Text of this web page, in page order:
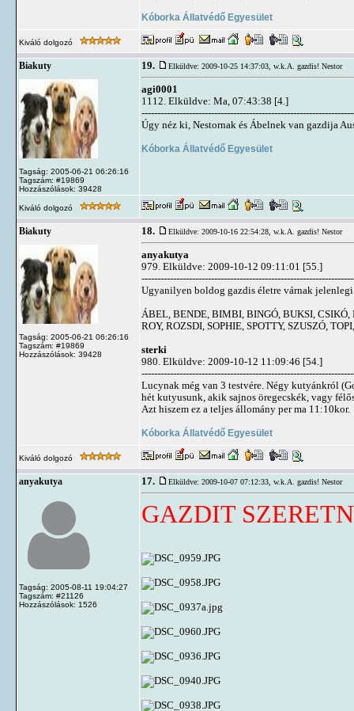
Kóborka Állatvédő Egyesület
Kiváló dolgozó
Biakuty
Tagság: 2005-06-21 06:26:16
Tagszám: #19869
Hozzászólások: 39428
19. Elküldve: 2009-10-25 14:37:03, w.k.A. gazdis! Nestor
agi0001
1112. Elküldve: Ma, 07:43:38 [4.]
Úgy néz ki, Nestornak és Ábelnek van gazdija
Kóborka Állatvédő Egyesület
Kiváló dolgozó
Biakuty
Tagság: 2005-06-21 06:26:16
Tagszám: #19869
Hozzászólások: 39428
18. Elküldve: 2009-10-16 22:54:28, w.k.A. gazdis! Nestor
anyakutya
979. Elküldve: 2009-10-12 09:11:01 [55.]
Ugyanilyen boldog gazdis életre várnak
ÁBEL, BENDE, BIMBI, BINGÓ, BUKSI, CSIKÓ,
ROY, ROZSDI, SOPHIE, SPOTTY, SZUSZÓ,
sterki
980. Elküldve: 2009-10-12 11:09:46 [54.]
Lucynak még van 3 testvére. Négy kutyánkról
hét kutyusunk, akik sajnos öregecskék, vagy
Azt hiszem ez a teljes állomány per ma 11:10kor.
Kóborka Állatvédő Egyesület
Kiváló dolgozó
anyakutya
Tagság: 2005-08-11 19:04:27
Tagszám: #21126
Hozzászólások: 1526
17. Elküldve: 2009-10-07 07:12:33, w.k.A. gazdis! Nestor
GAZDIT